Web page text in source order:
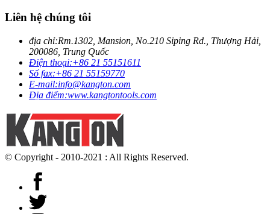
Liên hệ chúng tôi
địa chỉ:Rm.1302, Mansion, No.210 Siping Rd., Thượng Hải,
200086, Trung Quốc
Điện thoại:+86 21 55151611
Số fax:+86 21 55159770
E-mail:info@kangton.com
Địa điểm:www.kangtontools.com
© Copyright - 2010-2021 : All Rights Reserved.